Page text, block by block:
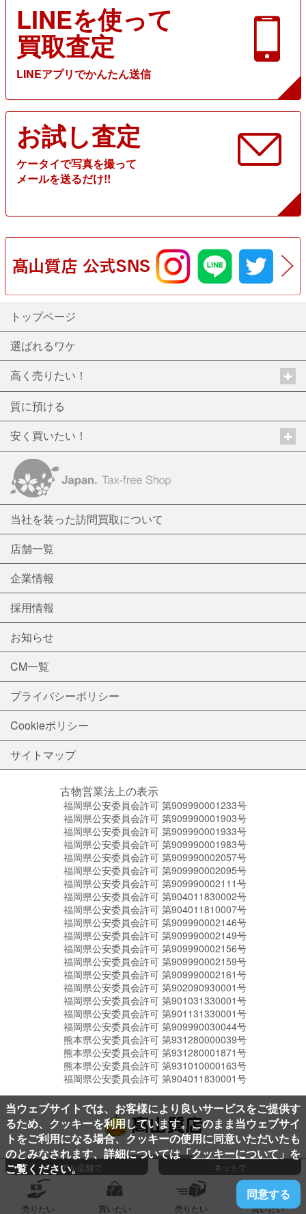
LINEを使って
買取査定
LINEアプリでかんたん送信
お試し査定
ケータイで写真を撮って
メールを送るだけ!!
トップページ
選ばれるワケ
高く売りたい！
質に預ける
安く買いたい！
当社を装った訪問買取について
店舗一覧
企業情報
採用情報
お知らせ
CM一覧
プライバシーポリシー
Cookieポリシー
サイトマップ
古物営業法上の表示
福岡県公安委員会許可 第909990001233号
福岡県公安委員会許可 第909990001903号
福岡県公安委員会許可 第909990001933号
福岡県公安委員会許可 第909990001983号
福岡県公安委員会許可 第909990002057号
福岡県公安委員会許可 第909990002095号
福岡県公安委員会許可 第909990002111号
福岡県公安委員会許可 第904011830002号
福岡県公安委員会許可 第904011810007号
福岡県公安委員会許可 第909990002146号
福岡県公安委員会許可 第909990002149号
福岡県公安委員会許可 第909990002156号
福岡県公安委員会許可 第909990002159号
福岡県公安委員会許可 第909990002161号
福岡県公安委員会許可 第902090930001号
福岡県公安委員会許可 第901031330001号
福岡県公安委員会許可 第901131330001号
福岡県公安委員会許可 第909990030044号
熊本県公安委員会許可 第931280000039号
熊本県公安委員会許可 第931280001871号
熊本県公安委員会許可 第931010000163号
福岡県公安委員会許可 第904011830001号
リアル店舗で ネットで
売りたい 買いたい 売りたい 買いたい
当ウェブサイトでは、お客様により良いサービスをご提供す
るため、クッキーを利用しています。このまま当ウェブサイ
トをご利用になる場合、クッキーの使用に同意いただいたも
のとみなされます、詳細については「クッキーについて 」を
ご覧ください。
同意する